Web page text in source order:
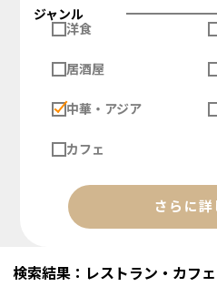
ジャンル
洋食
居酒屋
中華・アジア
カフェ
さらに
検索結果：レストラン・カフェ